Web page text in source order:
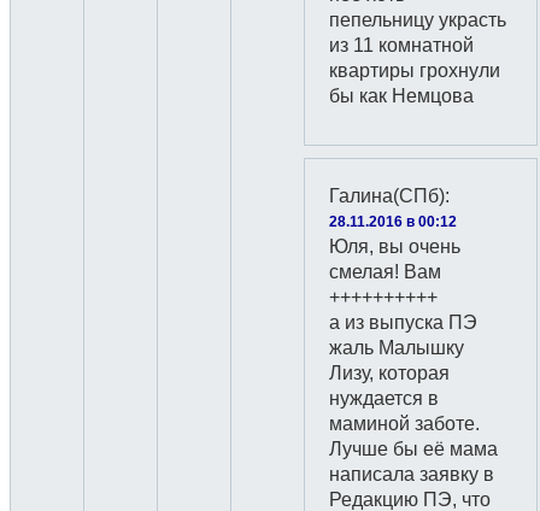
пепельницу украсть
из 11 комнатной
квартиры грохнули
бы как Немцова
Галина(СПб):
28.11.2016 в 00:12
Юля, вы очень
смелая! Вам
++++++++++
а из выпуска ПЭ
жаль Малышку
Лизу, которая
нуждается в
маминой заботе.
Лучше бы её мама
написала заявку в
Редакцию ПЭ, что